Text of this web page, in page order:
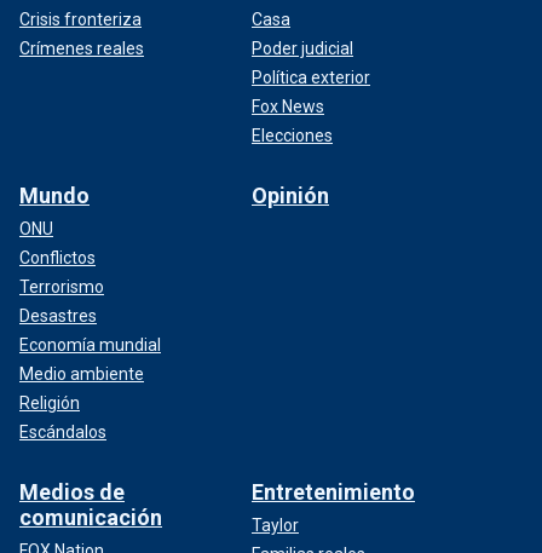
Crisis fronteriza
Crímenes reales
Casa
Poder judicial
Política exterior
Fox News
Elecciones
Mundo
ONU
Conflictos
Terrorismo
Desastres
Economía mundial
Medio ambiente
Religión
Escándalos
Opinión
Medios de
comunicación
Entretenimiento
Taylor